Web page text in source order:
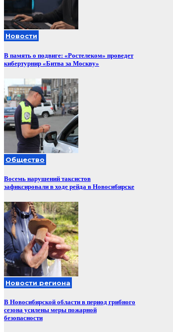
Новости
В память о подвиге: «Ростелеком» проведет
кибертурнир «Битва за Москву»
Общество
Восемь нарушений таксистов
зафиксировали в ходе рейда в Новосибирске
Новости региона
В Новосибирской области в период грибного
сезона усилены меры пожарной
безопасности